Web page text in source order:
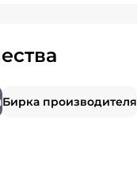
Бирка производителя